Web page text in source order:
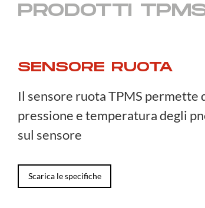
PRODOTTI
SENSORE RUOTA
Il sensore ruota TPMS permette
pressione e temperatura degli
sul sensore
Scarica le specifiche